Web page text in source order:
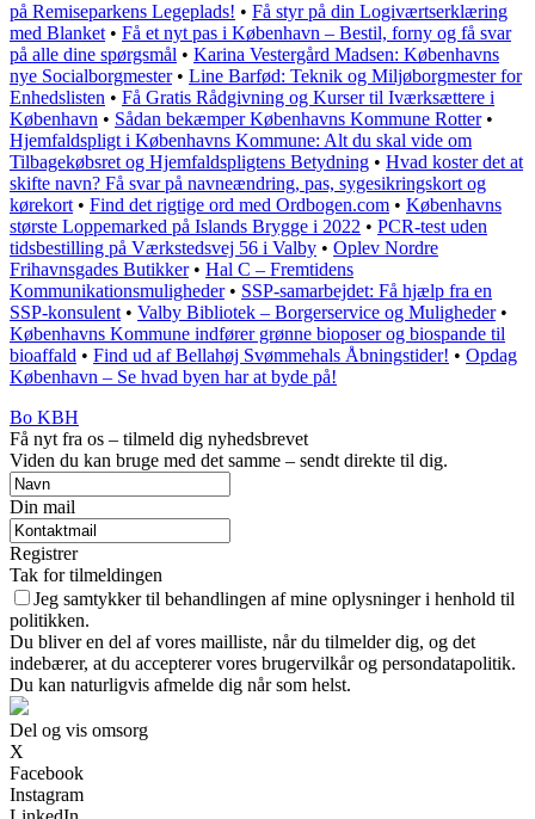
på Remiseparkens Legeplads! • Få styr på din Logiværtserklæring
med Blanket • Få et nyt pas i København – Bestil, forny og få svar
på alle dine spørgsmål • Karina Vestergård Madsen: Københavns
nye Socialborgmester• Line Barfød: Teknik og Miljøborgmester for
Enhedslisten • Få Gratis Rådgivning og Kurser til Iværksættere i
København • Sådan bekæmper Københavns Kommune Rotter•
Hjemfaldspligt i Københavns Kommune: Alt du skal vide om
Tilbagekøbsret og Hjemfaldspligtens Betydning • Hvad koster det at
skifte navn? Få svar på navneændring, pas, sygesikringskort og
kørekort • Find det rigtige ord med Ordbogen.com • Københavns
største Loppemarked på Islands Brygge i 2022 • PCR-test uden
tidsbestilling på Værkstedsvej 56 i Valby • Oplev Nordre
Frihavnsgades Butikker• Hal C – Fremtidens
Kommunikationsmuligheder• SSP-samarbejdet: Få hjælp fra en
SSP-konsulent • Valby Bibliotek – Borgerservice og Muligheder•
Københavns Kommune indfører grønne bioposer og biospande til
bioaffald • Find ud af Bellahøj Svømmehals Åbningstider! • Opdag
København – Se hvad byen har at byde på!
Bo KBH
Få nyt fra os – tilmeld dig nyhedsbrevet
Viden du kan bruge med det samme – sendt direkte til dig.
Din mail
Registrer
Tak for tilmeldingen
Jeg samtykker til behandlingen af mine oplysninger i henhold til
politikken.
Du bliver en del af vores mailliste, når du tilmelder dig, og det
indebærer, at du accepterer vores brugervilkår og persondatapolitik.
Du kan naturligvis afmelde dig når som helst.
Del og vis omsorg
X
Facebook
Instagram